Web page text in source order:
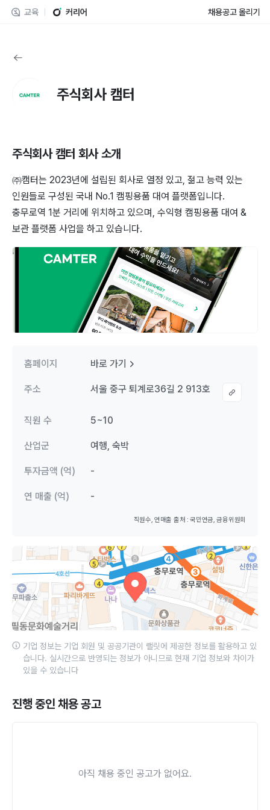
교육 커리어 채용공고 올리기
주식회사 캠터
주식회사 캠터 회사 소개
㈜캠터는 2023년에 설립된 회사로 열정 있고, 젊고 능력 있는
인원들로 구성된 국내 No.1 캠핑용품 대여 플랫폼입니다.
충무로역 1분 거리에 위치하고 있으며, 수익형 캠핑용품 대여 &
보관 플랫폼 사업을 하고 있습니다.
홈페이지 바로 가기
주소 서울 중구 퇴계로36길 2 913호
직원 수 5~10
산업군 여행, 숙박
투자금액 (억) -
연 매출 (억) -
직원수, 연매출 출처 : 국민연금, 금융위원회
기업 정보는 기업 회원 및 공공기관이 랠릿에 제공한 정보를 활용하고 있
습니다. 실시간으로 반영되는 정보가 아니므로 현재 기업 정보와 차이가
있을 수 있습니다
진행 중인 채용 공고
아직 채용 중인 공고가 없어요.